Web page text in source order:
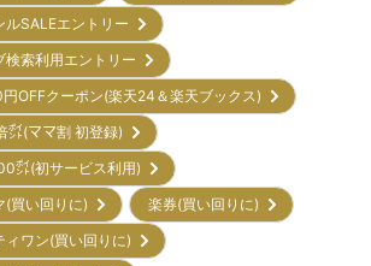
ルSALEエントリー
検索利用エントリー
円OFFクーポン(楽天24＆楽天ブックス)
㌽(ママ割 初登録)
㌽(初サービス利用)
(買い回りに)
楽券(買い回りに)
ィワン(買い回りに)